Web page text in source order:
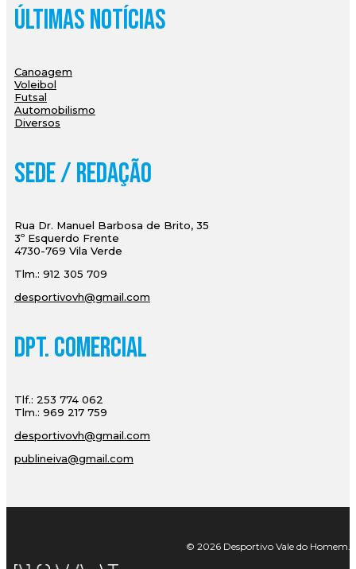
Últimas Notícias
Canoagem
Voleibol
Futsal
Automobilismo
Diversos
Sede / Redação
Rua Dr. Manuel Barbosa de Brito, 35
3º Esquerdo Frente
4730-769 Vila Verde
Tlm.: 912 305 709
desportivovh@gmail.com
Dpt. Comercial
Tlf.: 253 774 062
Tlm.: 969 217 759
desportivovh@gmail.com
publineiva@gmail.com
© 2026 Desportivo Vale do Homem.